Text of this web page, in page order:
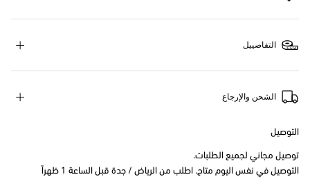
التفاصييل
الشحن والإرجاع
التوصيل
توصيل مجاني لجميع الطلبات.
التوصيل في نفس اليوم متاح. اطلب من الرياض / جدة قبل الساعة 1 ظهراً